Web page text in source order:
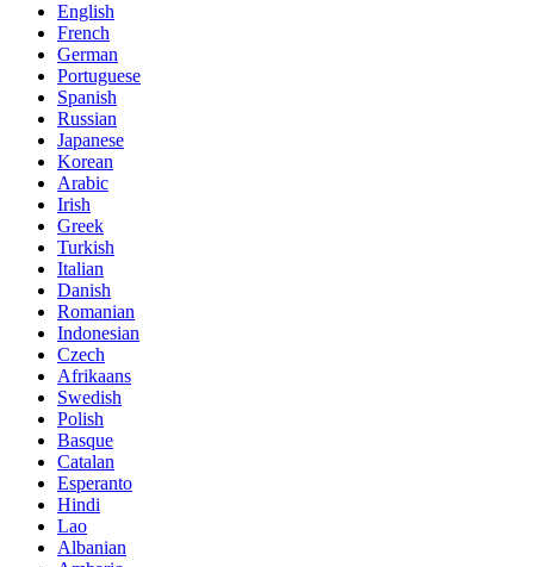
English
French
German
Portuguese
Spanish
Russian
Japanese
Korean
Arabic
Irish
Greek
Turkish
Italian
Danish
Romanian
Indonesian
Czech
Afrikaans
Swedish
Polish
Basque
Catalan
Esperanto
Hindi
Lao
Albanian